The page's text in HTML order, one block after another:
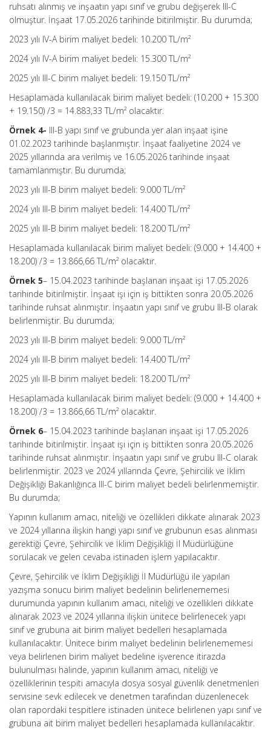
ruhsatı alınmış ve inşaatın yapı sınıf ve grubu değişerek III-C
olmuştur. İnşaat 17.05.2026 tarihinde bitirilmiştir. Bu durumda;
2023 yılı IV-A birim maliyet bedeli: 10.200 TL/m²
2024 yılı IV-A birim maliyet bedeli: 15.300 TL/m²
2025 yılı III-C birim maliyet bedeli: 19.150 TL/m²
Hesaplamada kullanılacak birim maliyet bedeli: (10.200 + 15.300
+ 19.150) /3 = 14.883,33 TL/m² olacaktır.
Örnek 4- III-B yapı sınıf ve grubunda yer alan inşaat işine
01.02.2023 tarihinde başlanmıştır. İnşaat faaliyetine 2024 ve
2025 yıllarında ara verilmiş ve 16.05.2026 tarihinde inşaat
tamamlanmıştır. Bu durumda;
2023 yılı III-B birim maliyet bedeli: 9.000 TL/m²
2024 yılı III-B birim maliyet bedeli: 14.400 TL/m²
2025 yılı III-B birim maliyet bedeli: 18.200 TL/m²
Hesaplamada kullanılacak birim maliyet bedeli: (9.000 + 14.400 +
18.200) /3 = 13.866,66 TL/m² olacaktır.
Örnek 5– 15.04.2023 tarihinde başlanan inşaat işi 17.05.2026
tarihinde bitirilmiştir. İnşaat işi için iş bittikten sonra 20.05.2026
tarihinde ruhsat alınmıştır. İnşaatın yapı sınıf ve grubu III-B olarak
belirlenmiştir. Bu durumda;
2023 yılı III-B birim maliyet bedeli: 9.000 TL/m²
2024 yılı III-B birim maliyet bedeli: 14.400 TL/m²
2025 yılı III-B birim maliyet bedeli: 18.200 TL/m²
Hesaplamada kullanılacak birim maliyet bedeli: (9.000 + 14.400 +
18.200) /3 = 13.866,66 TL/m² olacaktır.
Örnek 6– 15.04.2023 tarihinde başlanan inşaat işi 17.05.2026
tarihinde bitirilmiştir. İnşaat işi için iş bittikten sonra 20.05.2026
tarihinde ruhsat alınmıştır. İnşaatın yapı sınıf ve grubu III-C olarak
belirlenmiştir. 2023 ve 2024 yıllarında Çevre, Şehircilik ve İklim
Değişikliği Bakanlığınca III-C birim maliyet bedeli belirlenmemiştir.
Bu durumda;
Yapının kullanım amacı, niteliği ve özellikleri dikkate alınarak 2023
ve 2024 yıllarına ilişkin hangi yapı sınıf ve grubunun esas alınması
gerektiği Çevre, Şehircilik ve İklim Değişikliği İl Müdürlüğüne
sorulacak ve gelen cevaba istinaden işlem yapılacaktır.
Çevre, Şehircilik ve İklim Değişikliği İl Müdürlüğü ile yapılan
yazışma sonucu birim maliyet bedelinin belirlenememesi
durumunda yapının kullanım amacı, niteliği ve özellikleri dikkate
alınarak 2023 ve 2024 yıllarına ilişkin ünitece belirlenecek yapı
sınıf ve grubuna ait birim maliyet bedelleri hesaplamada
kullanılacaktır. Ünitece birim maliyet bedelinin belirlenememesi
veya belirlenen birim maliyet bedeline işverence itirazda
bulunulması halinde, yapının kullanım amacı, niteliği ve
özelliklerinin tespiti amacıyla dosya sosyal güvenlik denetmenleri
servisine sevk edilecek ve denetmen tarafından düzenlenecek
olan rapordaki tespitlere istinaden ünitece belirlenen yapı sınıf ve
grubuna ait birim maliyet bedelleri hesaplamada kullanılacaktır.